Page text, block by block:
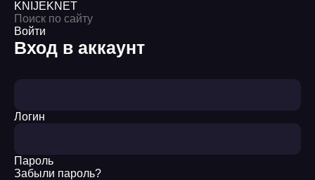
KNIJEKNET
Войти
Вход в аккаунт
Логин
Пароль
Забыли пароль?